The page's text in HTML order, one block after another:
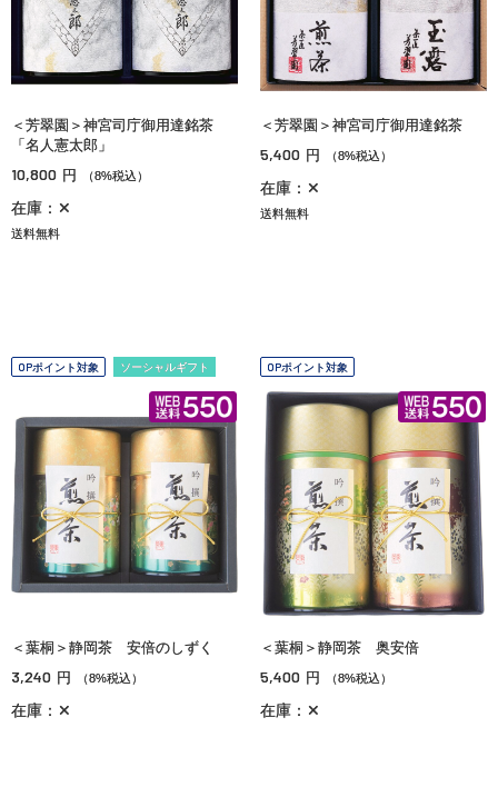
＜芳翠園＞神宮司庁御用達銘茶
「名人憲太郎」
10,800 円 （8%税込）
在庫：✕
送料無料
＜芳翠園＞神宮司庁御用達銘茶
5,400 円 （8%税込）
在庫：✕
送料無料
OPポイント対象 ソーシャルギフト
＜葉桐＞静岡茶 安倍のしずく
3,240 円 （8%税込）
在庫：✕
OPポイント対象
＜葉桐＞静岡茶 奥安倍
5,400 円 （8%税込）
在庫：✕